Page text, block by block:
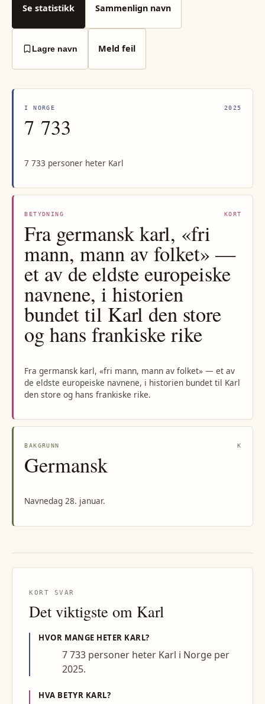
Se statistikk Sammenlign navn
Lagre navn Meld feil
I NORGE 2025
7 733
7 733 personer heter Karl
BETYDNING KORT
Fra germansk karl, «fri
mann, mann av folket» —
et av de eldste europeiske
navnene, i historien
bundet til Karl den store
og hans frankiske rike
Fra germansk karl, «fri mann, mann av folket» — et av
de eldste europeiske navnene, i historien bundet til Karl
den store og hans frankiske rike.
BAKGRUNN K
Germansk
Navnedag 28. januar.
KORT SVAR
Det viktigste om Karl
HVOR MANGE HETER KARL?
7 733 personer heter Karl i Norge per
2025.
HVA BETYR KARL?